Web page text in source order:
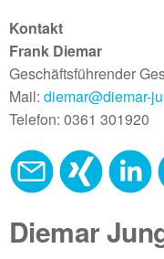
Kontakt
Frank Diemar
Geschäftsführender
Mail: diemar@diemar-
Telefon: 0361 301920
Diemar